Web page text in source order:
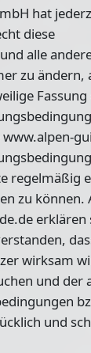
hat
diese
alle
zu ändern,
regelmäßig
zu können.
erklären
wirksam
und der
und